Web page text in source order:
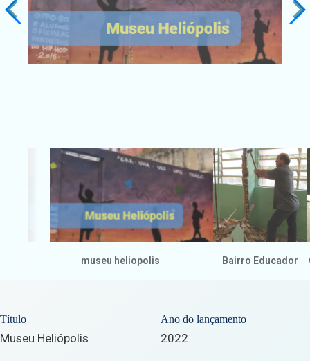
museu heliopolis Bairro Educador
Título
Museu Heliópolis
Ano do lançamento
2022